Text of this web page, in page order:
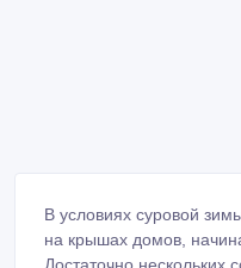
В условиях суровой
на крышах домов,
Достаточно нескольких